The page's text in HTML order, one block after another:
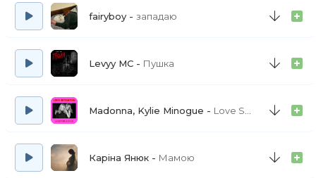
fairyboy западаю
Levyy MC Пушка
Madonna, Kylie Minogue Love Sensation - Afterhours Radio Edit
Каріна Янюк Мамою